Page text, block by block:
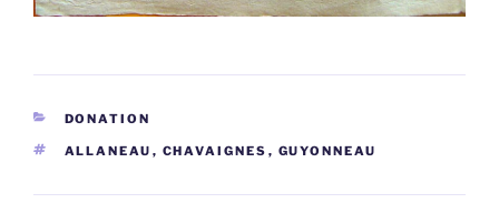
CATÉGORIES
DONATION
ÉTIQUETTES
ALLANEAU , CHAVAIGNES , GUYONNEAU